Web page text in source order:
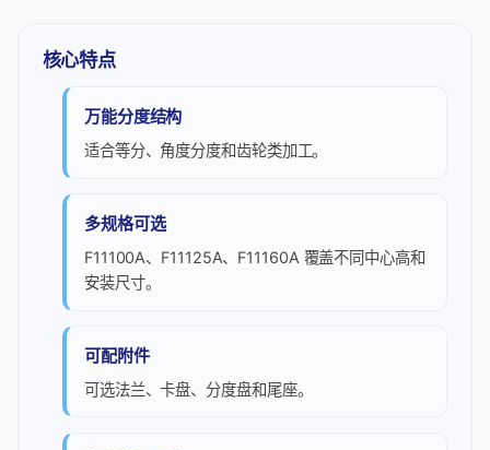
核心特点
万能分度结构
适合等分、角度分度和齿轮类加工。
多规格可选
F11100A、F11125A、F11160A 覆盖不同中心高和
安装尺寸。
可配附件
可选法兰、卡盘、分度盘和尾座。